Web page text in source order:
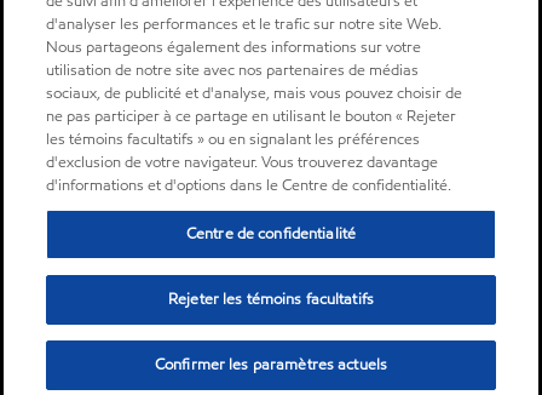
d'analyser les performances et le trafic sur notre site Web.
Nous partageons également des informations sur votre
utilisation de notre site avec nos partenaires de médias
sociaux, de publicité et d'analyse, mais vous pouvez choisir de
ne pas participer à ce partage en utilisant le bouton « Rejeter
les témoins facultatifs » ou en signalant les préférences
d'exclusion de votre navigateur. Vous trouverez davantage
d'informations et d'options dans le Centre de confidentialité.
Centre de confidentialité
Rejeter les témoins facultatifs
Confirmer les paramètres actuels